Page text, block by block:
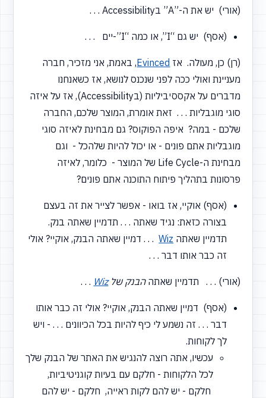
(אורי) יש את ה-”A” בAccessibility . . .
(אסף) יש גם “I”, או כמה “I”-יים . . .
(רן) כן, מעולה. אז Evinced, באמת, אני מזכיר, חברה
מעניינת ואולי ככה לפני שנכנס לנושא, אז כשאנחנו
מדברים על אקססיביליות (בAccessibility),
אז על איזה
סוגי מוגבליות . . . זאת אומרת, המוצר שלכם, החברה
שלכם - במה? איפה הפוקוס? גם מבחינת לאיזה סוגי
מוגבליות אתם פונים - או יכול להיות שלהכל - וגם
מבחינת ה-Life Cycle של המוצר - כלומר, לאיזה
פרסונות בתהליך פיתוח התוכנה אתם פונים?
(אסף) אוקיי, אז בואו - אפשר לצייר את זה בעצם
בצורה כזאת: נגיד שאתה . . . תדמיין שאתה בנק.
תדמיין שאתה Wiz. . . דמיין שאתה הבנק, אוקיי? אולי
זה כבר אותו דבר . . .
(אורי) . . . תדמיין שאתההבנק שלWiz
. . .
(אסף) דמיין שאתה הבנק, אוקיי? אולי זה כבר אותו
דבר . . . זה נשמע לי כיף להיות בכל הכיוונים . . . - ויש
לך לקוחות.
עכשיו, אתה רוצה להנגיש את האתר של הבנק שלך
לכל הלקוחות - חלקם עם בעיות קוגניטיביות,
חלקם - יש להם לקות ראייה, חלקם - יש להם